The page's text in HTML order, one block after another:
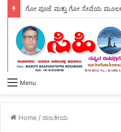
Menu
Home /ರಾಜಕೀಯ